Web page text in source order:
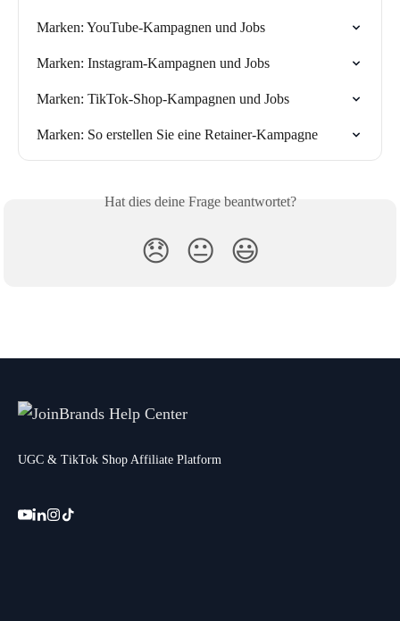
Marken: YouTube-Kampagnen und Jobs
Marken: Instagram-Kampagnen und Jobs
Marken: TikTok-Shop-Kampagnen und Jobs
Marken: So erstellen Sie eine Retainer-Kampagne
Hat dies deine Frage beantwortet?
😞 😐 😃
UGC & TikTok Shop Affiliate Platform